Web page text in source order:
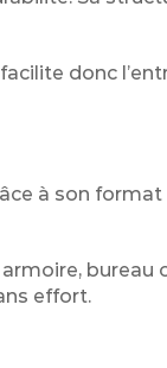
donc
à son
bureau
effort.